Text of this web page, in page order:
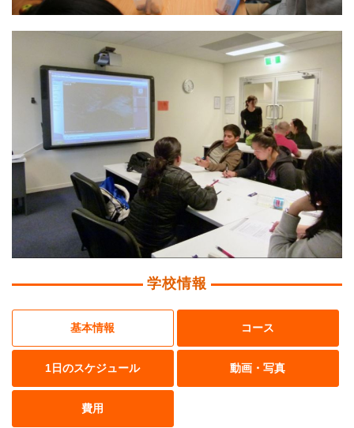
学校情報
基本情報 コース
1日のスケジュール 動画・写真
費用